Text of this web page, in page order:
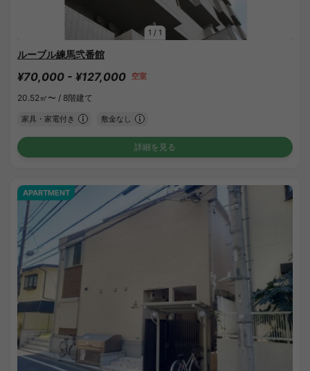
1 / 1
ルーブル練馬弐番館
¥70,000 - ¥127,000 空室
20.52㎡〜 / 8階建て
家具・家電付き 敷金なし
詳細を見る
APARTMENT